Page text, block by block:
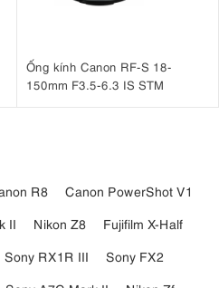
Ống kính Canon RF-S 18-
150mm F3.5-6.3 IS STM
R8
Canon PowerShot V1
II Nikon Z8
Fujifilm X-Half
Sony RX1R III
Sony FX2